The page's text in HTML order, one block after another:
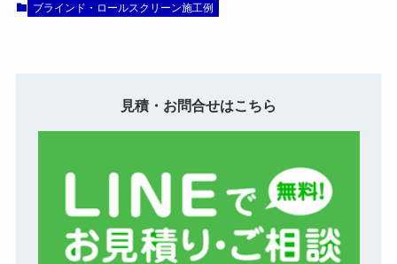
ブラインド・ロールスクリーン施工例
見積・お問合せはこちら